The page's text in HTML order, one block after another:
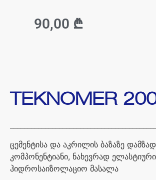
90,00 ₾
TEKNOMER
ცემენტისა და აკრილის ბაზაზე
კომპონენტიანი, ნახევრად ელასტიური
ჰიდროსაიზოლაციო მასალა